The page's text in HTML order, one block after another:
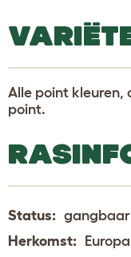
Alle point
point.
Status: gangbaar
Herkomst: Europa